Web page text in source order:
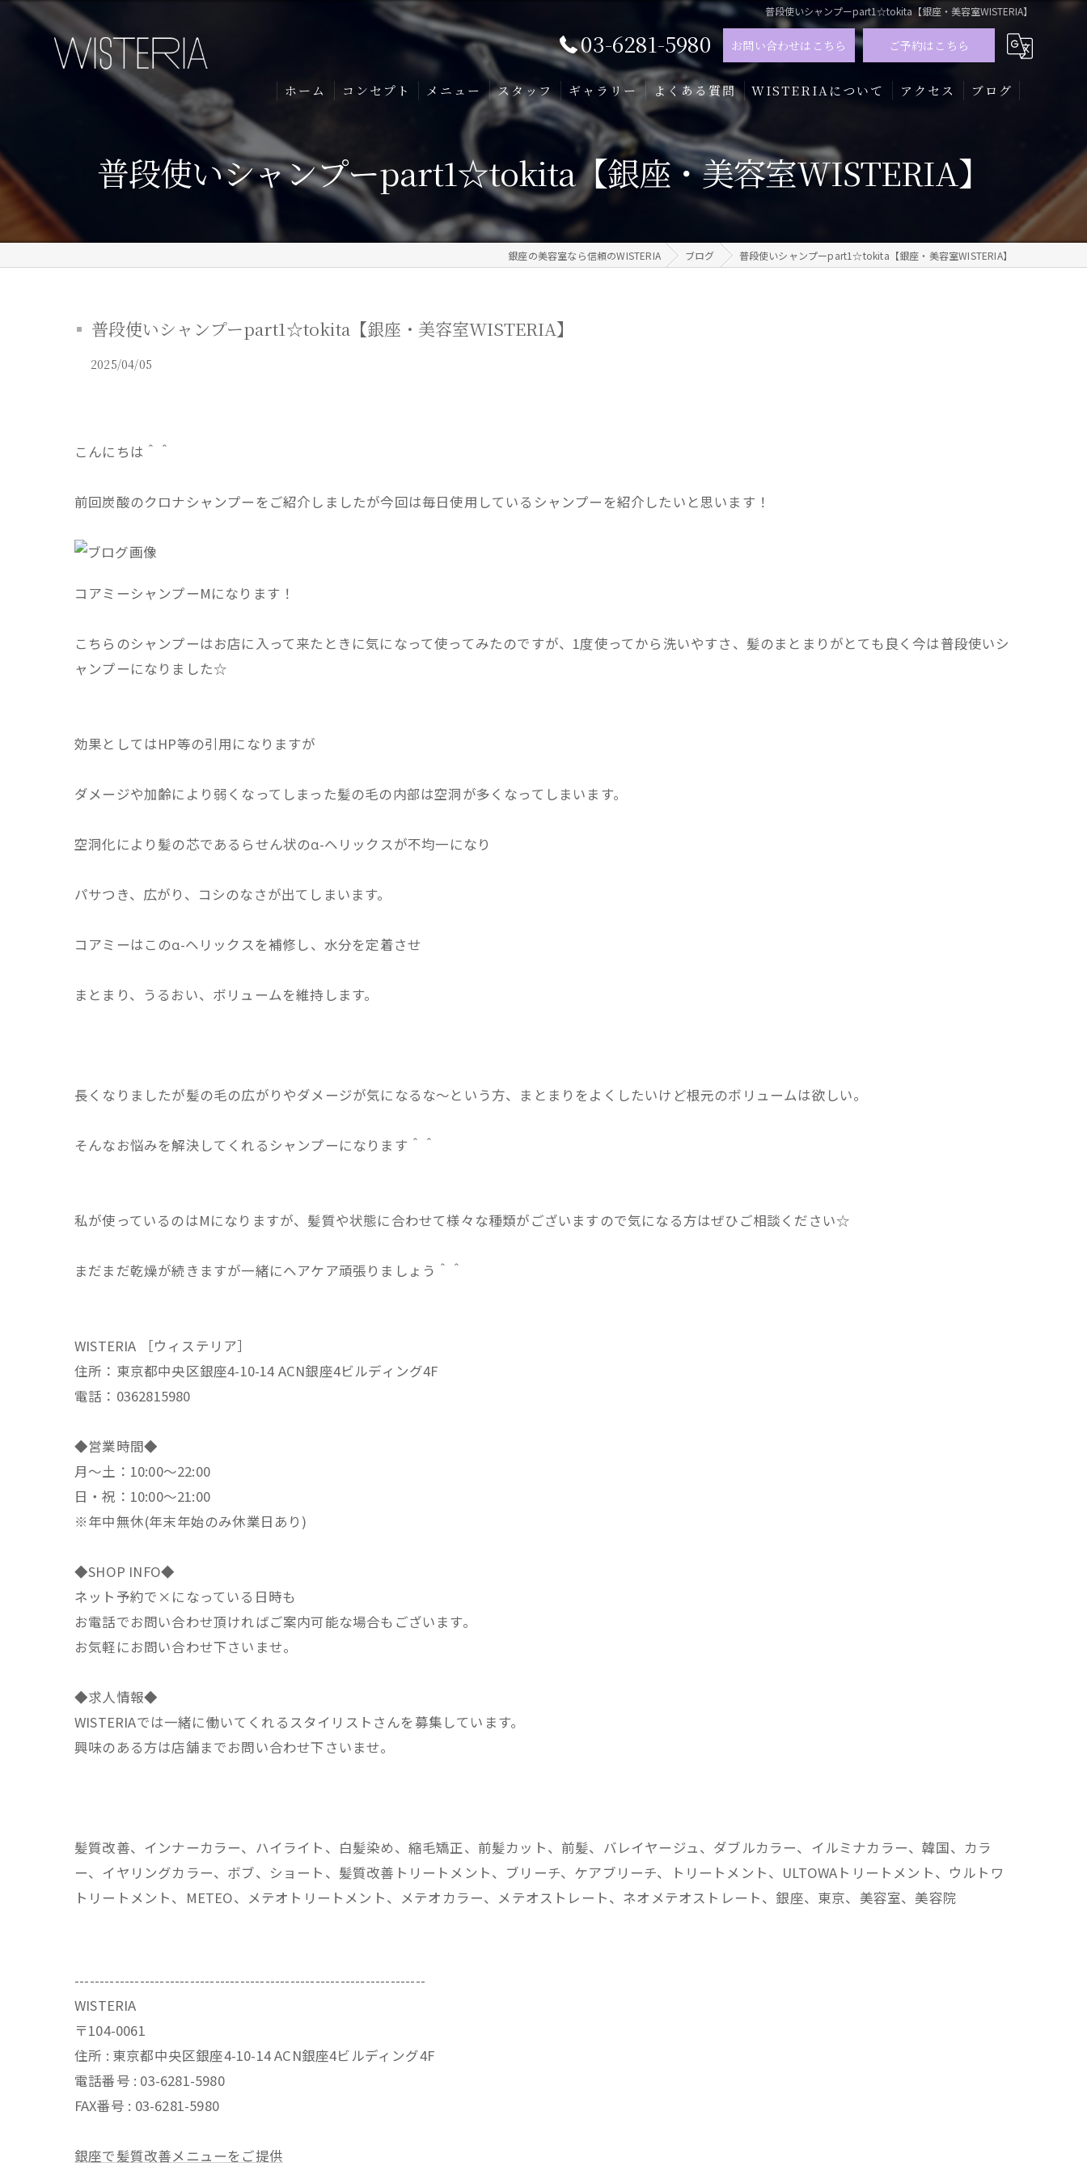
普段使いシャンプーpart1☆tokita【銀座・美容室WISTERIA】
03-6281-5980 お問い合わせはこちら ご予約はこちら
ホーム コンセプト メニュー スタッフ ギャラリー よくある質問 WISTERIAについて
髪質改善
トリートメント
メンズ
アクセス ブログ
普段使いシャンプーpart1☆tokita【銀座・美容室WISTERIA】
銀座の美容室なら信頼のWISTERIA ブログ 普段使いシャンプーpart1☆tokita【銀座・美容室WISTERIA】
普段使いシャンプーpart1☆tokita【銀座・美容室WISTERIA】
2025/04/05
こんにちは＾＾
前回炭酸のクロナシャンプーをご紹介しましたが今回は毎日使用しているシャンプーを紹介したいと思います！
コアミーシャンプーMになります！
こちらのシャンプーはお店に入って来たときに気になって使ってみたのですが、1度使ってから洗いやすさ、髪のまとまりがとても良く今は普段使いシ
ャンプーになりました☆
効果としてはHP等の引用になりますが
ダメージや加齢により弱くなってしまった髪の毛の内部は空洞が多くなってしまいます。
空洞化により髪の芯であるらせん状のα-ヘリックスが不均一になり
パサつき、広がり、コシのなさが出てしまいます。
コアミーはこのα-ヘリックスを補修し、水分を定着させ
まとまり、うるおい、ボリュームを維持します。
長くなりましたが髪の毛の広がりやダメージが気になるな～という方、まとまりをよくしたいけど根元のボリュームは欲しい。
そんなお悩みを解決してくれるシャンプーになります＾＾
私が使っているのはMになりますが、髪質や状態に合わせて様々な種類がございますので気になる方はぜひご相談ください☆
まだまだ乾燥が続きますが一緒にヘアケア頑張りましょう＾＾
WISTERIA ［ウィステリア］
住所：東京都中央区銀座4-10-14 ACN銀座4ビルディング4F
電話：0362815980
◆営業時間◆
月～土：10:00～22:00
日・祝：10:00～21:00
※年中無休(年末年始のみ休業日あり)
◆SHOP INFO◆
ネット予約で×になっている日時も
お電話でお問い合わせ頂ければご案内可能な場合もございます。
お気軽にお問い合わせ下さいませ。
◆求人情報◆
WISTERIAでは一緒に働いてくれるスタイリストさんを募集しています。
興味のある方は店舗までお問い合わせ下さいませ。
髪質改善、インナーカラー、ハイライト、白髪染め、縮毛矯正、前髪カット、前髪、バレイヤージュ、ダブルカラー、イルミナカラー、韓国、カラ
ー、イヤリングカラー、ボブ、ショート、髪質改善トリートメント、ブリーチ、ケアブリーチ、トリートメント、ULTOWAトリートメント、ウルトワ
トリートメント、METEO、メテオトリートメント、メテオカラー、メテオストレート、ネオメテオストレート、銀座、東京、美容室、美容院
----------------------------------------------------------------------
WISTERIA
〒104-0061
住所 : 東京都中央区銀座4-10-14 ACN銀座4ビルディング4F
電話番号 : 03-6281-5980
FAX番号 : 03-6281-5980
銀座で髪質改善メニューをご提供